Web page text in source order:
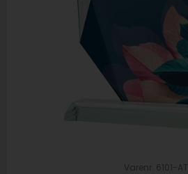
Varenr. 6101-AT